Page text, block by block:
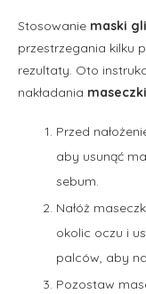
Stosowanie maski
przestrzegania kilku
rezultaty. Oto
nakładania
Przed
aby usunąć
sebum.
Nałóż
okolic oczu i
palców, aby
Pozostaw